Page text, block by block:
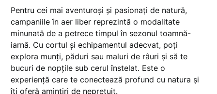
Pentru cei mai aventuroși și pasionați de natură,
campaniile în aer liber reprezintă o modalitate
minunată de a petrece timpul în sezonul toamnă-
iarnă. Cu cortul și echipamentul adecvat, poți
explora munți, păduri sau maluri de râuri și să te
bucuri de nopțile sub cerul înstelat. Este o
experiență care te conectează profund cu natura și
îți oferă amintiri de neprețuit.